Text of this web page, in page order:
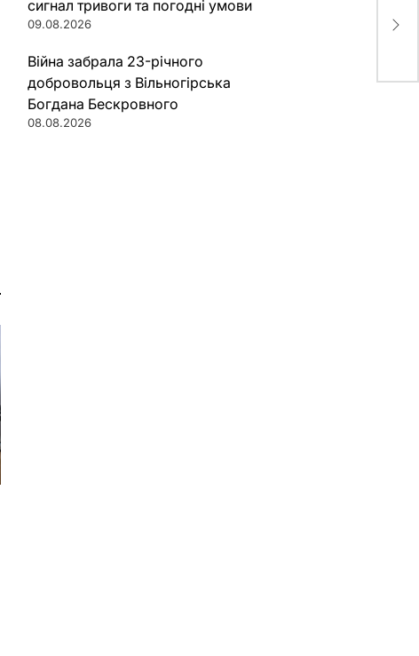
сигнал тривоги та погодні умови
09.08.2026
Війна забрала 23-річного
добровольця з Вільногірська
Богдана Бескровного
08.08.2026